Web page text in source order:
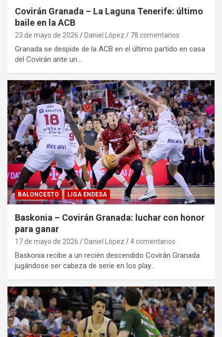
Covirán Granada – La Laguna Tenerife: último
baile en la ACB
23 de mayo de 2026 Daniel López 78 comentarios
Granada se despide de la ACB en el último partido en casa
del Covirán ante un…
BALONCESTO LIGA ENDESA
Baskonia – Covirán Granada: luchar con honor
para ganar
17 de mayo de 2026 Daniel López 4 comentarios
Baskonia recibe a un recién descendido Covirán Granada
jugándose ser cabeza de serie en los play…